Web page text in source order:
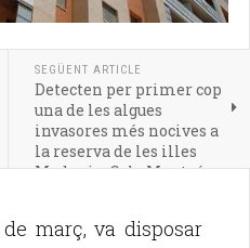
SEGÜENT ARTICLE
Detecten per primer cop
una de les algues
invasores més nocives a
la reserva de les illes
Medes i a Cala Montgó
març, va disposar